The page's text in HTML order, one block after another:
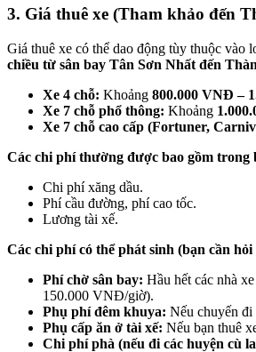
3. Giá thuê xe (Tham khảo đến
Giá thuê xe có thể dao động tùy thuộc vào
chiều từ sân bay Tân Sơn Nhất đến
Xe 4 chỗ: Khoảng 800.000 VNĐ –
Xe 7 chỗ phổ thông: Khoảng
Xe 7 chỗ cao cấp (Fortuner,
Các chi phí thường được bao gồm trong
Chi phí xăng dầu.
Phí cầu đường, phí cao tốc.
Lương tài xế.
Các chi phí có thể phát sinh (bạn cần
Phí chờ sân bay: Hầu hết các nhà
150.000 VNĐ/giờ).
Phụ phí đêm khuya: Nếu chuyến
Phụ cấp ăn ở tài xế: Nếu bạn thuê
Chi phí phà (nếu đi các huyện cù